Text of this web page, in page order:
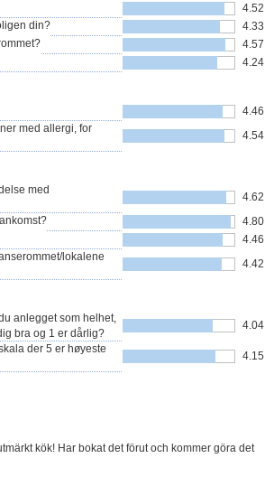
4.52
din?
4.33
4.57
4.24
4.46
med allergi, for
4.54
med
4.62
4.80
4.46
lokalene
4.42
anlegget som helhet,
bra og 1 er dårlig?
4.04
der 5 er høyeste
4.15
kök! Har bokat det förut och kommer göra det